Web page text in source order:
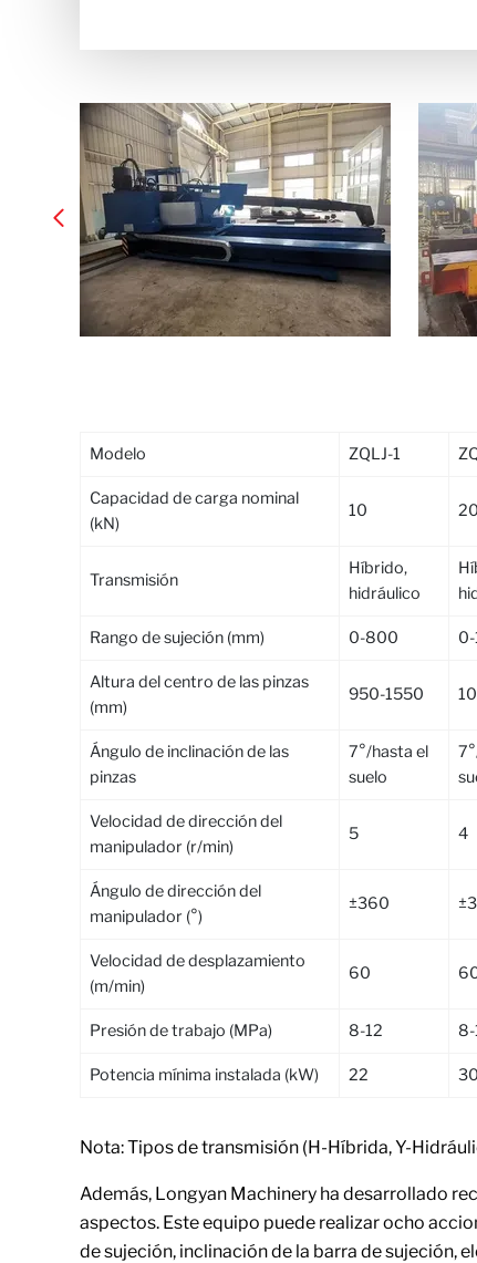
Modelo ZQLJ-1
Capacidad de carga nominal
(kN)
10 20
Transmisión
Híbrido,
hidráulico
Rango de sujeción (mm) 0-800
Altura del centro de las pinzas
(mm)
950-1550
Ángulo de inclinación de las
pinzas
7°/hasta el
suelo
Velocidad de dirección del
manipulador (r/min)
5 4
Ángulo de dirección del
manipulador (°)
±360
Velocidad de desplazamiento
(m/min)
60
Presión de trabajo (MPa) 8-12 8-
Potencia mínima instalada (kW) 22 30
Nota: Tipos de transmisión (H-Híbrida, Y-
Además, Longyan Machinery ha desarrollado
aspectos. Este equipo puede realizar ocho
de sujeción, inclinación de la barra de sujeción,